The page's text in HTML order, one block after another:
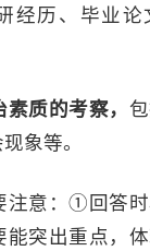
经历、毕业论
质的考察，
象等。
注意：①回答
突出重点，